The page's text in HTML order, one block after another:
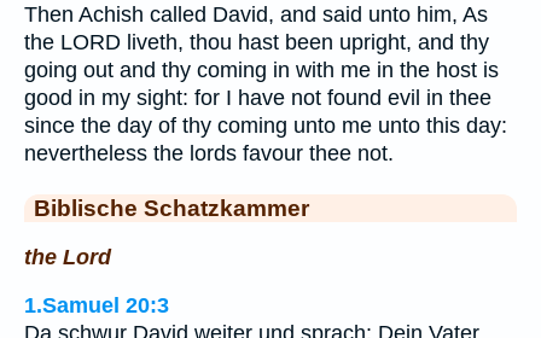
Then Achish called David, and said unto him, As
the LORD liveth, thou hast been upright, and thy
going out and thy coming in with me in the host is
good in my sight: for I have not found evil in thee
since the day of thy coming unto me unto this day:
nevertheless the lords favour thee not.
Biblische Schatzkammer
the Lord
1.Samuel 20:3